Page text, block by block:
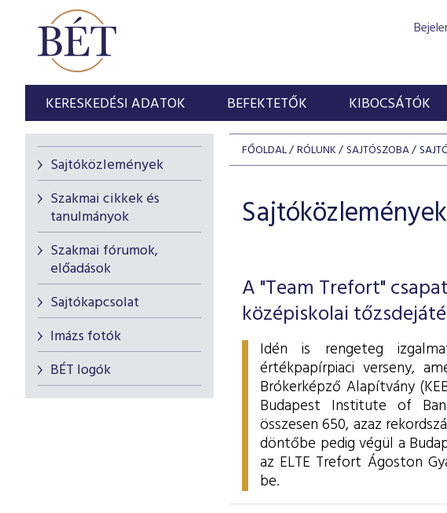
KERESKEDÉSI ADATOK BEFEKTETŐK KIBOCSÁTÓK
Sajtóközlemények
Szakmai cikkek és
tanulmányok
Szakmai fórumok,
előadások
Sajtókapcsolat
Imázs fotók
BÉT logók
FŐOLDAL RÓLUNK SAJTÓSZOBA
Sajtóközlemények
A "Team Trefort"
középiskolai
Idén is rengeteg
értékpapírpiaci verseny,
Brókerképző Alapítvány
Budapest Institute of
összesen 650, azaz
döntőbe pedig végül a
az ELTE Trefort Ágoston
be.